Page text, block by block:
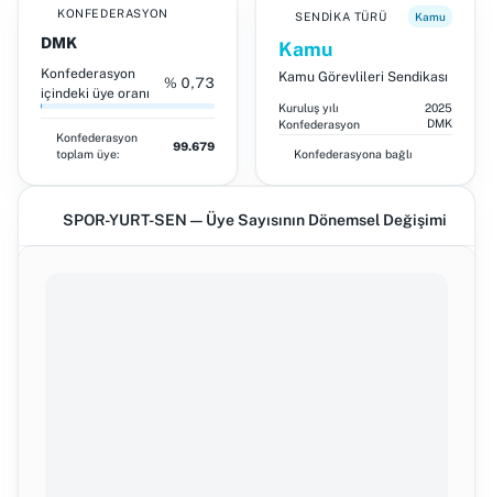
KONFEDERASYON
DMK
Konfederasyon
içindeki üye oranı
% 0,73
Konfederasyon
toplam üye:
99.679
SENDIKA TÜRÜ Kamu
Kamu
Kamu Görevlileri Sendikası
Kuruluş yılı
2025
Konfederasyon
DMK
Konfederasyona bağlı
SPOR-YURT-SEN — Üye Sayısının Dönemsel Değişimi